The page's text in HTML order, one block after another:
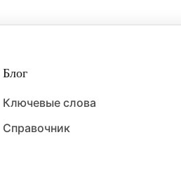
Блог
Ключевые слова
Справочник